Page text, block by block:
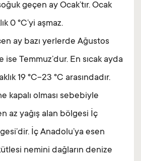
geçen ay Ocak’tır. Ocak
0 °C’yi aşmaz.
ay bazı yerlerde Ağustos
ise Temmuz’dur. En sıcak ayda
19 °C-23 °C arasındadır.
kapalı olması sebebiyle
az yağış alan bölgesi İç
İç Anadolu’ya esen
nemini dağların denize